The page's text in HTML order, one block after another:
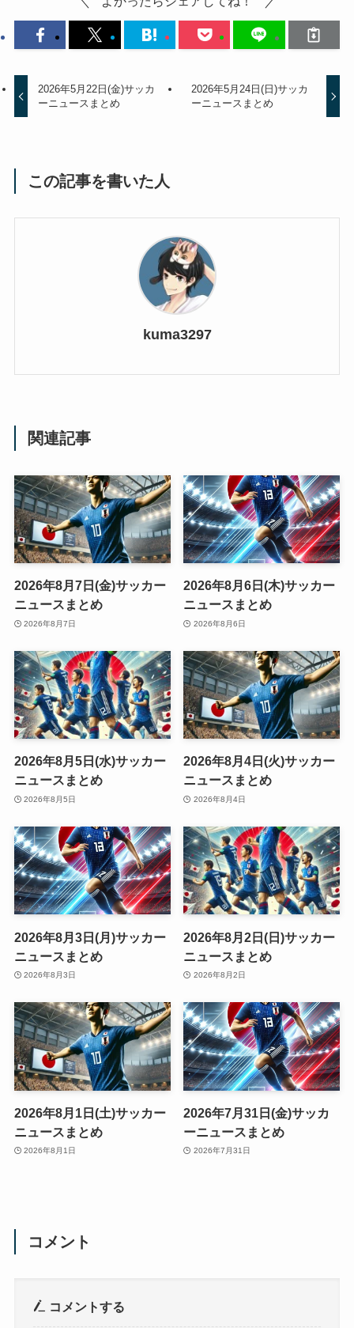
2026年5月22日(金)サッカ
ーニュースまとめ
2026年5月24日(日)サッカ
ーニュースまとめ
この記事を書いた人
kuma3297
関連記事
2026年8月7日(金)サッカー
ニュースまとめ
2026年8月7日
2026年8月6日(木)サッカー
ニュースまとめ
2026年8月6日
2026年8月5日(水)サッカー
ニュースまとめ
2026年8月5日
2026年8月4日(火)サッカー
ニュースまとめ
2026年8月4日
2026年8月3日(月)サッカー
ニュースまとめ
2026年8月3日
2026年8月2日(日)サッカー
ニュースまとめ
2026年8月2日
2026年8月1日(土)サッカー
ニュースまとめ
2026年8月1日
2026年7月31日(金)サッカ
ーニュースまとめ
2026年7月31日
コメント
コメントする